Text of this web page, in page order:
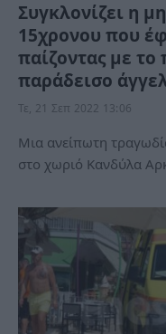
Συγκλονίζει η
15χρονου που
παίζοντας με
παράδεισο
Τε, 21 Σεπ 2022 13:06
Μια ανείπωτη
στο χωριό Κανδύλα